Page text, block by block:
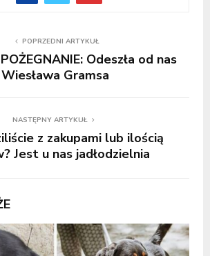
POPRZEDNI ARTYKUŁ
Odeszła od nas
Wiesława Gramsa
NASTĘPNY ARTYKUŁ
z zakupami lub ilością
Jest u nas jadłodzielnia